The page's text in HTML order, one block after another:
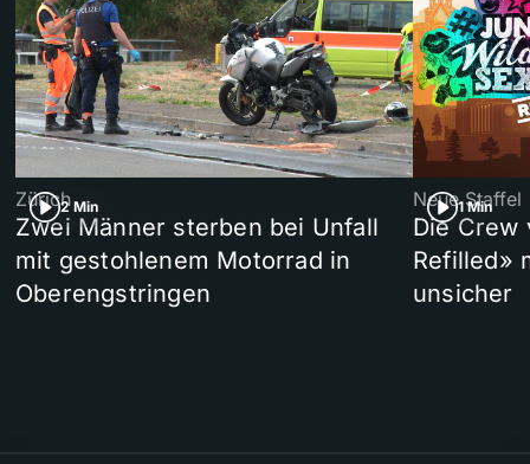
2 Min
Zürich
Zwei Männer sterben bei Unfall
mit gestohlenem Motorrad in
Oberengstringen
1 Min
Neue Staffel
Die Crew
Refilled»
unsicher